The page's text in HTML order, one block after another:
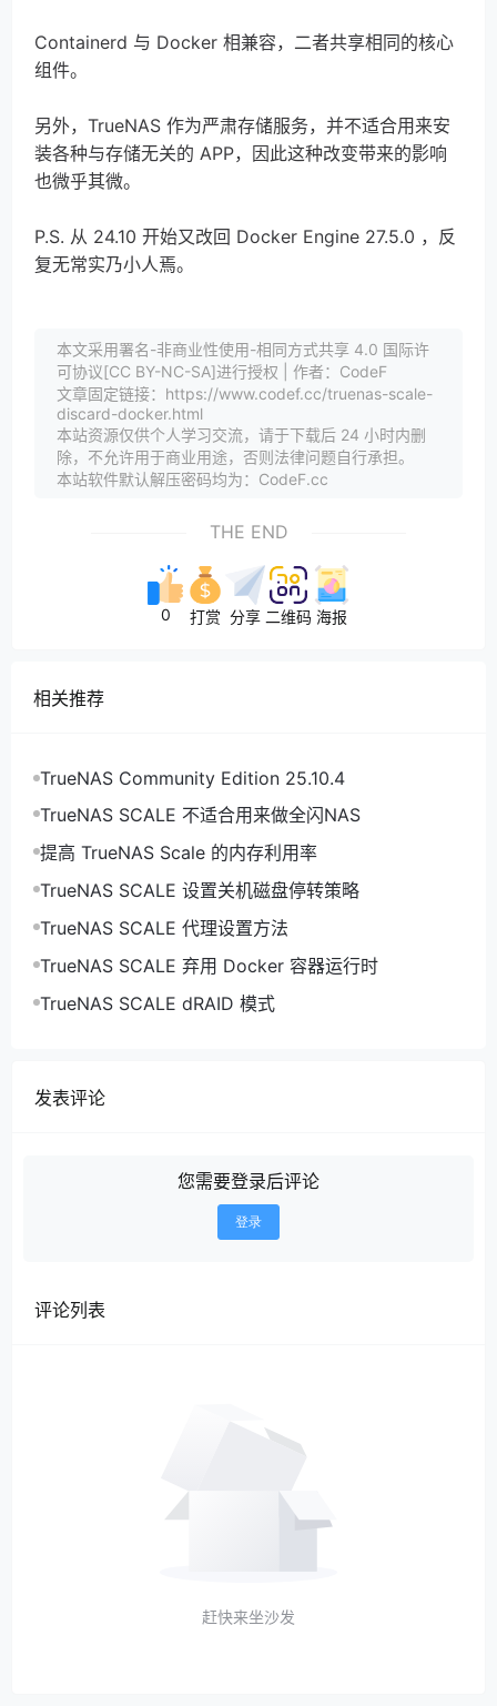
Containerd 与 Docker 相兼容，二者共享相同的核心
组件。
另外，TrueNAS 作为严肃存储服务，并不适合用来安
装各种与存储无关的 APP，因此这种改变带来的影响
也微乎其微。
P.S. 从 24.10 开始又改回 Docker Engine 27.5.0 ，反
复无常实乃小人焉。
本文采用署名-非商业性使用-相同方式共享 4.0 国际许
可协议[CC BY-NC-SA]进行授权 | 作者：CodeF
文章固定链接：https://www.codef.cc/truenas-scale-
discard-docker.html
本站资源仅供个人学习交流，请于下载后 24 小时内删
除，不允许用于商业用途，否则法律问题自行承担。
本站软件默认解压密码均为：CodeF.cc
THE END
0 打赏 分享 二维码 海报
相关推荐
TrueNAS Community Edition 25.10.4
TrueNAS SCALE 不适合用来做全闪NAS
提高 TrueNAS Scale 的内存利用率
TrueNAS SCALE 设置关机磁盘停转策略
TrueNAS SCALE 代理设置方法
TrueNAS SCALE 弃用 Docker 容器运行时
TrueNAS SCALE dRAID 模式
发表评论
您需要登录后评论
登录
评论列表
赶快来坐沙发